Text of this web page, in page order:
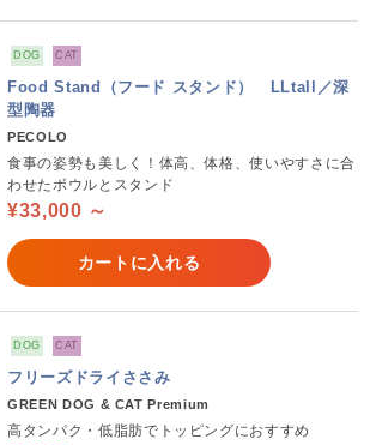
DOG CAT
Food Stand（フード スタンド） LLtall／深
型陶器
PECOLO
食事の姿勢も美しく！体高、体格、使いやすさに合
わせたボウルとスタンド
¥33,000 ～
カートに入れる
DOG CAT
フリーズドライささみ
GREEN DOG & CAT Premium
高タンパク・低脂肪でトッピングにおすすめ